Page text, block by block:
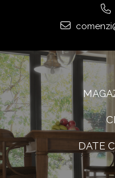
DATE